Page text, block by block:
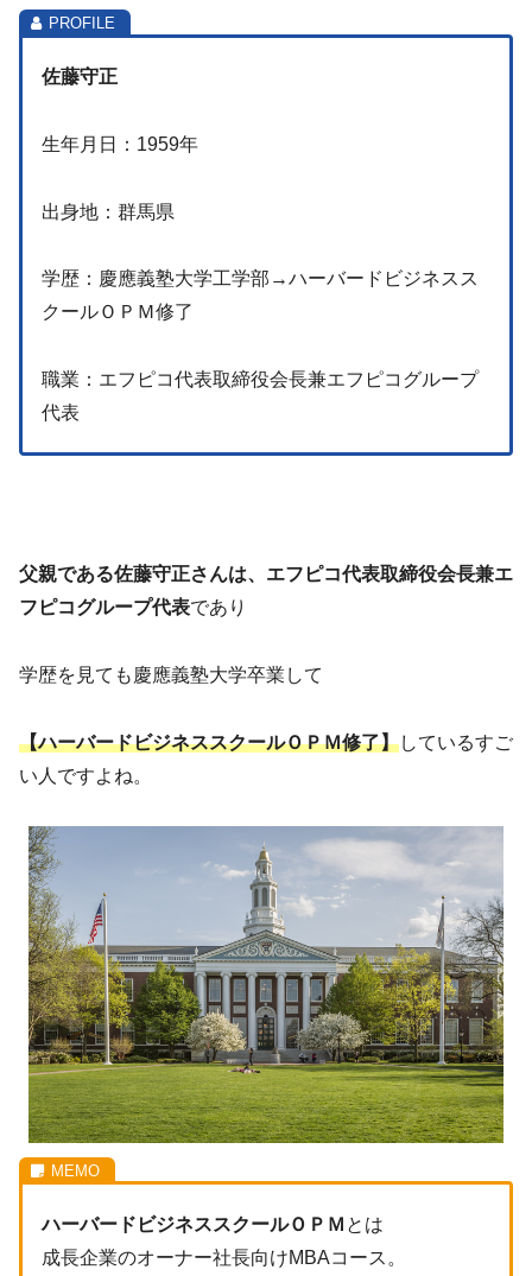
佐藤守正
生年月日：1959年
出身地：群馬県
学歴：慶應義塾大学工学部→ハーバードビジネスス
クールＯＰＭ修了
職業：エフピコ代表取締役会長兼エフピコグループ
代表
父親である佐藤守正さんは、エフピコ代表取締役会長兼エ
フピコグループ代表であり
学歴を見ても慶應義塾大学卒業して
【ハーバードビジネススクールＯＰＭ修了】しているすご
い人ですよね。
ハーバードビジネススクールＯＰＭ とは
成長企業のオーナー社長向けMBAコース。